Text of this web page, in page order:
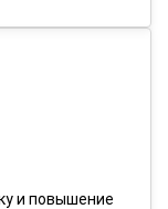
и повышение